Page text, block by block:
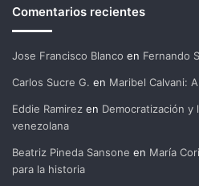
Comentarios recientes
Jose Francisco Blanco en Fernando
Carlos Sucre G. en Maribel Calvani:
Eddie Ramirez en Democratización y
venezolana
Beatriz Pineda Sansone en María
para la historia